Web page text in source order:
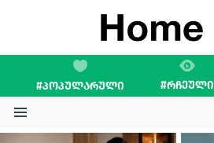
#ᲞᲝᲞᲣᲚᲐᲠᲣᲚᲘ #ᲠᲩᲔᲣᲚᲘ